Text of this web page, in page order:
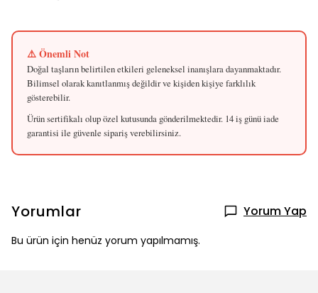
⚠️ Önemli Not
Doğal taşların belirtilen etkileri geleneksel inanışlara dayanmaktadır.
Bilimsel olarak kanıtlanmış değildir ve kişiden kişiye farklılık
gösterebilir.
Ürün sertifikalı olup özel kutusunda gönderilmektedir. 14 iş günü iade
garantisi ile güvenle sipariş verebilirsiniz.
Yorumlar Yorum Yap
Bu ürün için henüz yorum yapılmamış.